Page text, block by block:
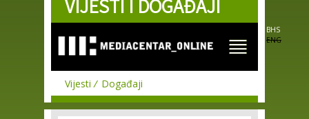
Skip to
main
VIJESTI I DOGAĐAJI
BHS
ENG
Vijesti Događaji